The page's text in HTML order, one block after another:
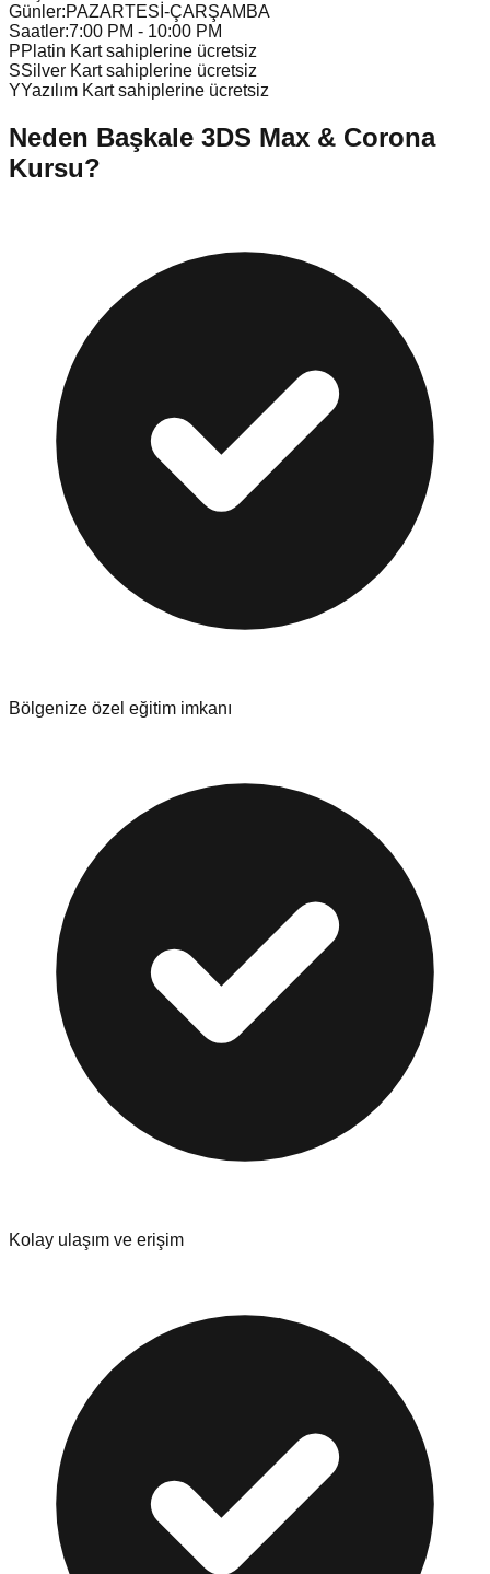
Günler:PAZARTESİ-ÇARŞAMBA
Saatler:7:00 PM - 10:00 PM
PPlatin Kart sahiplerine ücretsiz
SSilver Kart sahiplerine ücretsiz
YYazılım Kart sahiplerine ücretsiz
Neden Başkale 3DS Max & Corona
Kursu?
Bölgenize özel eğitim imkanı
Kolay ulaşım ve erişim